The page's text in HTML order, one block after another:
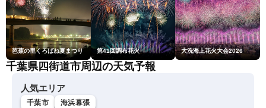
芭蕉の里くろばね夏まつり 第41回調布花火 大洗海上花火大会2026
千葉県四街道市周辺の天気予報
人気エリア
千葉市 海浜幕張